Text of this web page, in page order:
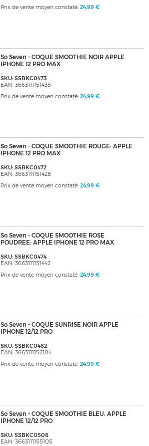
Prix de vente moyen constaté: 24,99 €
So Seven - COQUE SMOOTHIE NOIR APPLE
IPHONE 12 PRO MAX
SKU: SSBKC0473
EAN: 3663111151435
Prix de vente moyen constaté: 24,99 €
So Seven - COQUE SMOOTHIE ROUGE: APPLE
IPHONE 12 PRO MAX
SKU: SSBKC0472
EAN: 3663111151428
Prix de vente moyen constaté: 24,99 €
So Seven - COQUE SMOOTHIE ROSE
POUDREE: APPLE IPHONE 12 PRO MAX
SKU: SSBKC0474
EAN: 3663111151442
Prix de vente moyen constaté: 24,99 €
So Seven - COQUE SUNRISE NOIR APPLE
IPHONE 12/12 PRO
SKU: SSBKC0482
EAN: 3663111152104
Prix de vente moyen constaté: 24,99 €
So Seven - COQUE SMOOTHIE BLEU: APPLE
IPHONE 12/12 PRO
SKU: SSBKC0508
EAN: 3663111155105